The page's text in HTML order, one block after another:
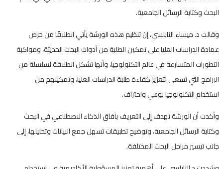
البحث وكتابة الرسائل الجامعية.
وقالت د. ميساء النابلسي، إن تنظيم هذه الورشة يأتي انطلاقًا من حرص
عمادة الدراسات العليا على تمكين الطلبة من أدوات البحث الحديثة، ومواكبة
التطورات المتسارعة في عالم التكنولوجيا، وأنها تشكل انطلاقة لسلسلة من
البرامج التي تسعى لتعزيز كفاءة طلبة الدراسات العليا، وتمكينهم من
استخدام التكنولوجيا بوعي واحتراف.
وأكدت أن الورشة تهدف إلى التعريف بآفاق الذكاء الاصطناعي في البحث
وكتابة الرسائل الجامعية، وتوضيح تطبيقات تسهل جمع البيانات وتحليلها، إلى
جانب تيسير مراحل البحث المختلفة.